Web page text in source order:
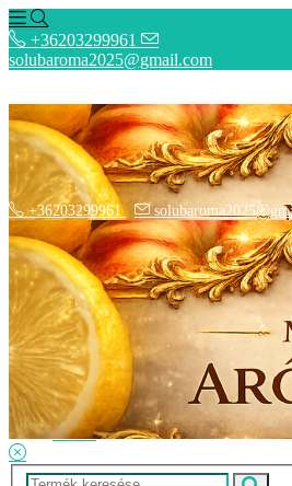
+36203299961
solubaroma2025@gmail.com
Hírek
SZÁLLÍTÁSI OPCIÓK -
Elérhetőségek
Adatkezelési tájékoztató
ÁSZF
+36203299961